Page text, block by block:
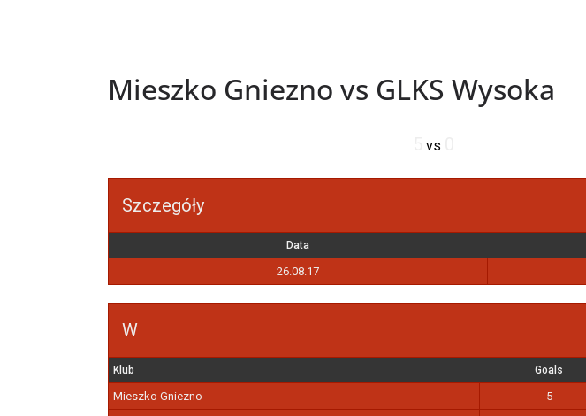
Mieszko Gniezno vs GLKS Wysoka
vs
Szczegóły
Data
26.08.17
W
Klub Goals
Mieszko Gniezno 5